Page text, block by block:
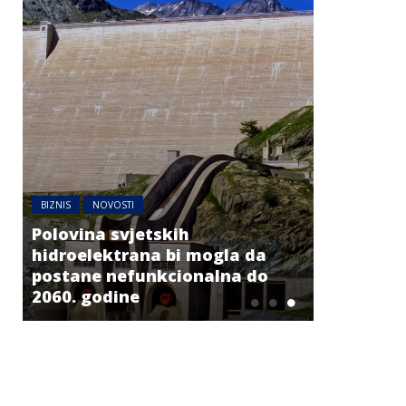
BIZNIS NOVOSTI
Polovina svjetskih
hidroelektrana bi mogla da
postane nefunkcionalna do
2060. godine